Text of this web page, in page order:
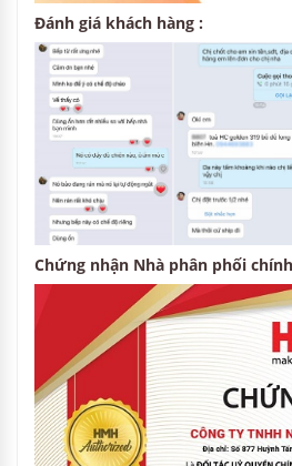
Đánh giá khách hàng :
Chứng nhận Nhà phân phối